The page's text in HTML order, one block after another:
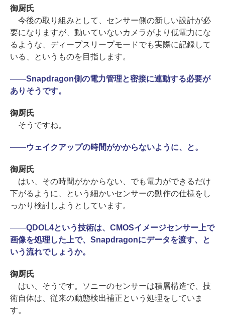
御厨氏
今後の取り組みとして、センサー側の新しい設計が必
要になりますが、動いていないカメラがより低電力にな
るような、ディープスリープモードでも実際に記録して
いる、というものを目指します。
――Snapdragon側の電力管理と密接に連動する必要が
ありそうです。
御厨氏
そうですね。
――ウェイクアップの時間がかからないように、と。
御厨氏
はい、その時間がかからない、でも電力ができるだけ
下がるように、という細かいセンサーの動作の仕様をし
っかり検討しようとしています。
――QDOL4という技術は、CMOSイメージセンサー上で
画像を処理した上で、Snapdragonにデータを渡す、と
いう流れでしょうか。
御厨氏
はい、そうです。ソニーのセンサーは積層構造で、技
術自体は、従来の動態検出補正という処理をしていま
す。